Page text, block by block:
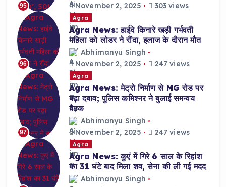
95
November 2, 2025
303 views
96
Agra
Agra News: हाईवे किनारे खड़ी गर्भवती
महिला को लोडर ने रौंदा, इलाज के दौरान मौत
Abhimanyu Singh
November 2, 2025
247 views
97
Agra
Agra News: मेट्रो निर्माण से MG रोड पर
बढ़ा दबाव; पुलिस कमिश्नर ने बुलाई समन्वय
बैठक
Abhimanyu Singh
November 2, 2025
247 views
Agra
Agra News: कुएं में गिरे 6 साल के रिहांश
का 31 घंटे बाद मिला शव, सेना की ली गई मदद
Abhimanyu Singh